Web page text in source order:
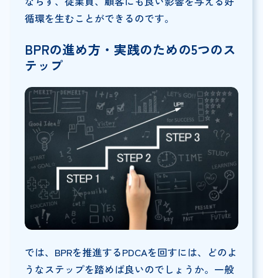
循環を生むことができるのです。
BPRの進め方・実践のための5つのス
テップ
では、BPRを推進するPDCAを回すには、どのよ
うなステップを踏めば良いのでしょうか。一般